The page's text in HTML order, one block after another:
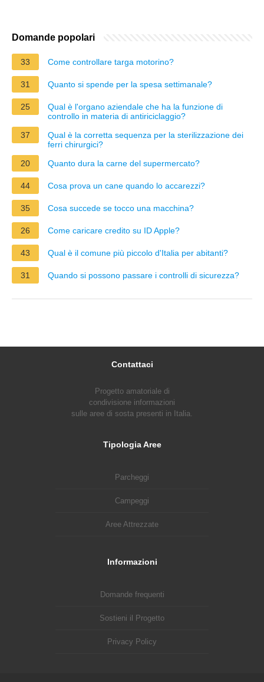
Domande popolari
33 Come controllare targa motorino?
31 Quanto si spende per la spesa settimanale?
25
Qual è l'organo aziendale che ha la funzione di
controllo in materia di antiriciclaggio?
37
Qual è la corretta sequenza per la sterilizzazione dei
ferri chirurgici?
20
Quanto dura la carne del supermercato?
44 Cosa prova un cane quando lo accarezzi?
35 Cosa succede se tocco una macchina?
26 Come caricare credito su ID Apple?
43 Qual è il comune più piccolo d'Italia per abitanti?
31 Quando si possono passare i controlli di sicurezza?
Contattaci
Progetto amatoriale di
condivisione informazioni
sulle aree di sosta presenti in Italia.
Tipologia Aree
Parcheggi
Campeggi
Aree Attrezzate
Informazioni
Domande frequenti
Sostieni il Progetto
Privacy Policy